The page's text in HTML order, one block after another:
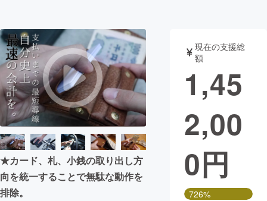
テクノロジー・ガジェット
映像・映画 書籍・雑誌
ビジネス・起業 チャレンジ
まちづくり・地域活性化
CAMPFIRE Creation
★カード、札、小銭の取り出し方
向を統一することで無駄な動作を
排除。
現在の支援総
額
1,45
2,00
0円
726%